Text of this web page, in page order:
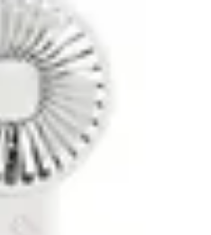
comparateur mutuelle pro